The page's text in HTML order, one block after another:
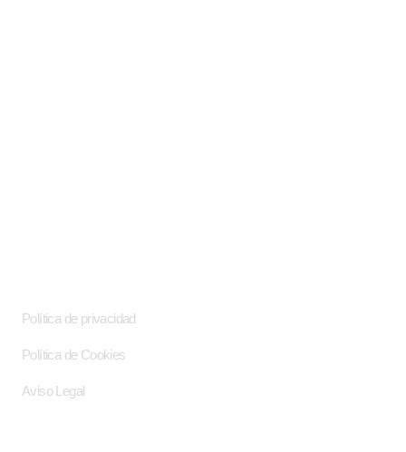
Política de privacidad
Política de Cookies
Aviso Legal